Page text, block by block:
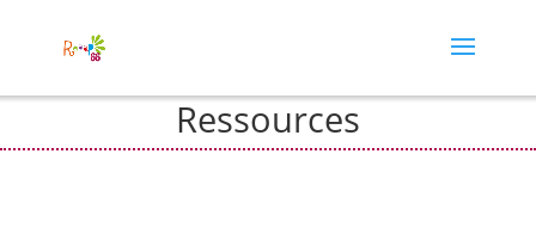
Ressources